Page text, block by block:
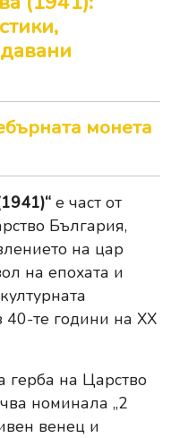
монета
е част от
България,
на цар
на епохата и
40-те години на XX
герба на Царство
номинала „2
венец и